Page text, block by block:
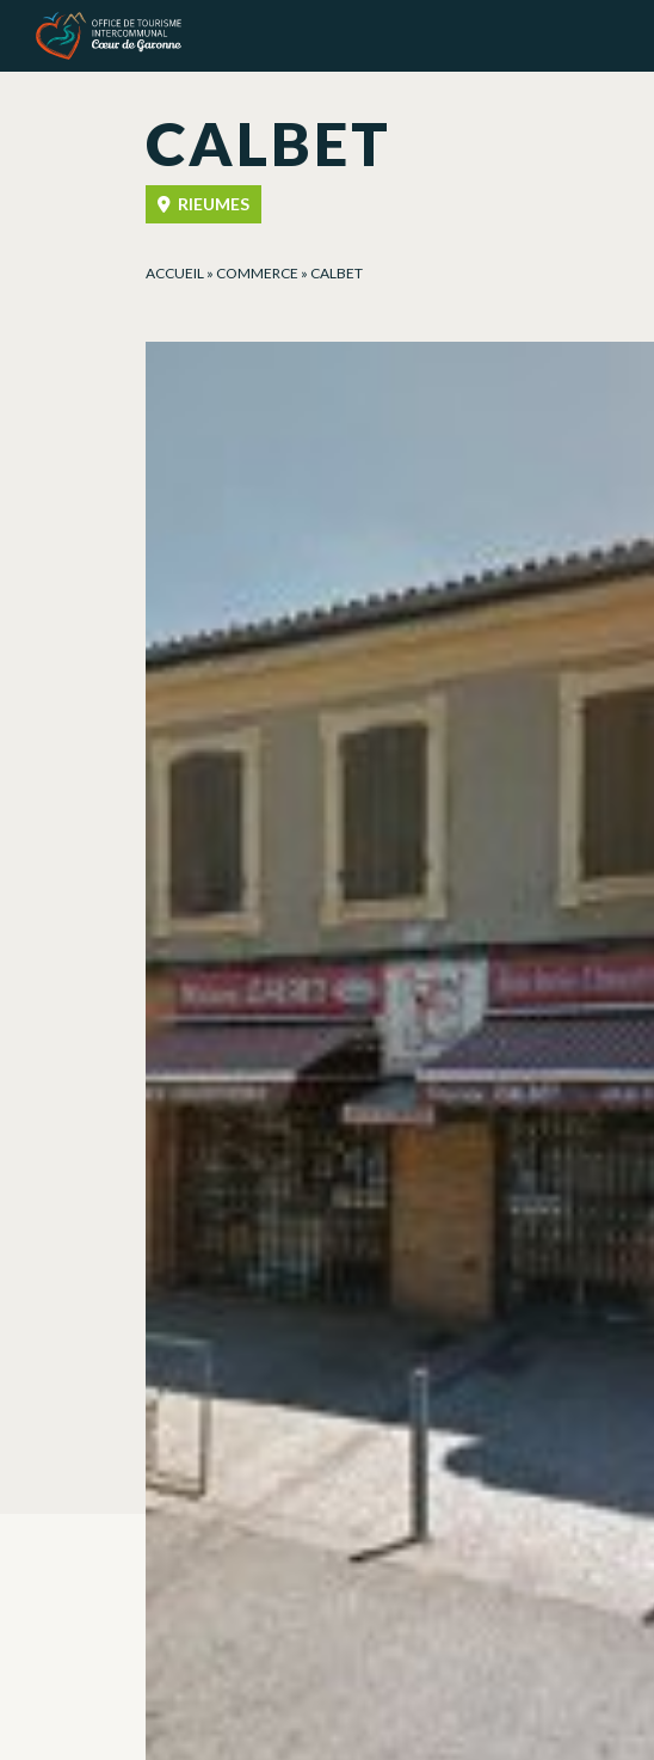
CALBET
RIEUMES
ACCUEIL » COMMERCE » CALBET
Panneau de gestion des cookies